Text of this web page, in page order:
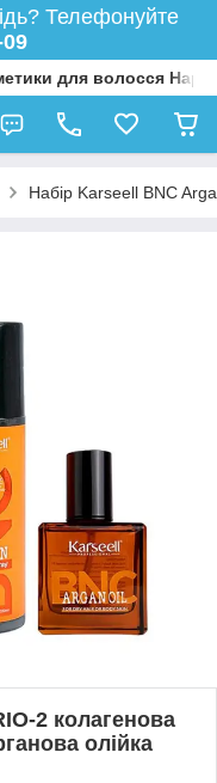
Телефонуйте
для волосся
Набір Karseell BNC
2 колагенова
олійка